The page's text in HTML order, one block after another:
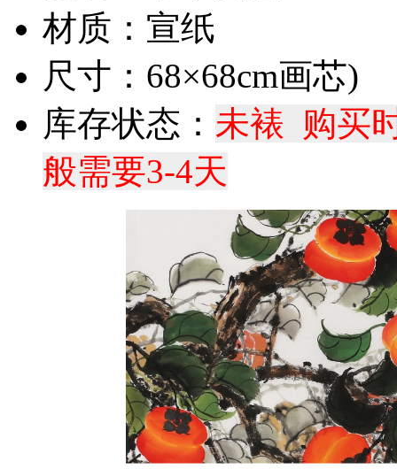
材质：宣纸
尺寸：68×68cm画芯)
库存状态： 未裱 购买
般需要3-4天